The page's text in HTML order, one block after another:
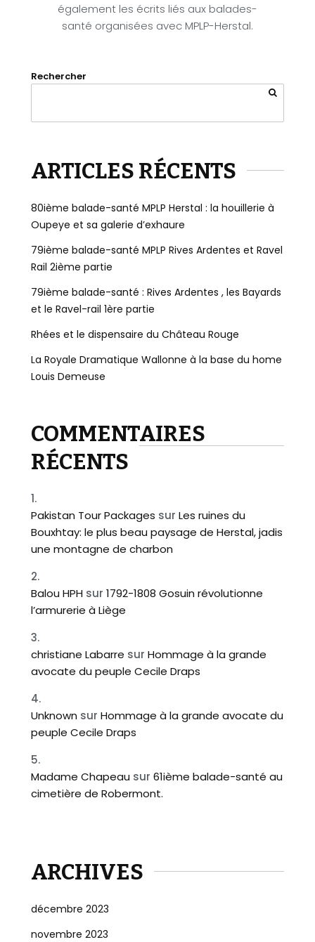
également les écrits liés aux balades-
santé organisées avec MPLP-Herstal.
Rechercher
ARTICLES RÉCENTS
80ième balade-santé MPLP Herstal : la houillerie à
Oupeye et sa galerie d’exhaure
79ième balade-santé MPLP Rives Ardentes et Ravel
Rail 2ième partie
79ième balade-santé : Rives Ardentes , les Bayards
et le Ravel-rail 1ère partie
Rhées et le dispensaire du Château Rouge
La Royale Dramatique Wallonne à la base du home
Louis Demeuse
COMMENTAIRES
RÉCENTS
Pakistan Tour Packages sur Les ruines du
Bouxhtay: le plus beau paysage de Herstal, jadis
une montagne de charbon
Balou HPH sur 1792-1808 Gosuin révolutionne
l’armurerie à Liège
christiane Labarre sur Hommage à la grande
avocate du peuple Cecile Draps
Unknown sur Hommage à la grande avocate du
peuple Cecile Draps
Madame Chapeau sur 61ième balade-santé au
cimetière de Robermont.
ARCHIVES
décembre 2023
novembre 2023